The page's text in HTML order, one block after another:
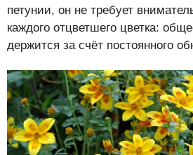
петунии, он не требует
каждого отцветшего цветка:
держится за счёт постоянного